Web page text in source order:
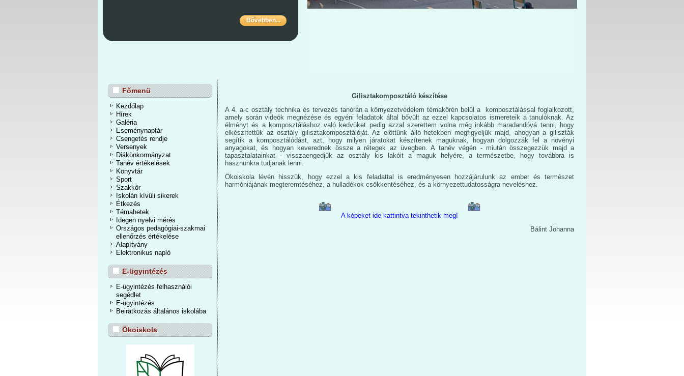
Bővebben...
Főmenü
Kezdőlap
Hírek
Galéria
Eseménynaptár
Csengetés rendje
Versenyek
Diákönkormányzat
Tanév értékelések
Könyvtár
Sport
Szakkör
Iskolán kívüli sikerek
Étkezés
Témahetek
Idegen nyelvi mérés
Országos pedagógiai-szakmai
ellenőrzés értékelése
Alapítvány
Elektronikus napló
E-ügyintézés
E-ügyintézés felhasználói
segédlet
E-ügyintézés
Beiratkozás általános iskolába
Ökoiskola
Gilisztakomposztáló készítése
A 4. a-c osztály technika és tervezés tanórán a környezetvédelem témakörén belül a komposztálással foglalkozott,
amely során videók megnézése és egyéni feladatok által bővült az ezzel kapcsolatos ismereteik a tanulóknak. Az
élményt és a komposztáláshoz való kedvüket pedig azzal szerettem volna még inkább maradandóvá tenni, hogy
elkészítettük az osztály gilisztakomposztálóját. Az előttünk álló hetekben megfigyeljük majd, ahogyan a giliszták
segítik a komposztálódást, azt, hogy milyen járatokat készítenek maguknak, hogyan dolgozzák fel a növényi
anyagokat, és hogyan keverednek össze a rétegek az üvegben. A tanév végén - miután összegezzük majd a
tapasztalatainkat - visszaengedjük az osztály kis lakóit a maguk helyére, a természetbe, hogy továbbra is
hasznunkra tudjanak lenni.
Ökoiskola lévén hisszük, hogy ezzel a kis feladattal is eredményesen hozzájárulunk az ember és természet
harmóniájának megteremtéséhez, a hulladékok csökkentéséhez, és a környezettudatosságra neveléshez.
A képeket ide kattintva tekinthetik meg!
Bálint Johanna